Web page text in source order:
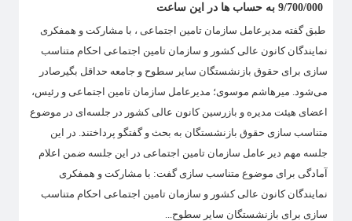
9/700/000 به حساب ها در این ساعت
طبق گفته مدیرعامل سازمان تامین اجتماعی ، با مشارکت و همفکری
نمایندگان کانون عالی کشور و سازمان تامین اجتماعی احکام متناسب
سازی برای حقوق بازنشستگان سایر سطوح و جامعه حداقل بگیرصادر
می‌شود. میرهاشم موسوی؛ مدیرعامل سازمان تامین اجتماعی و رئیس،
اعضای هیئت مدیره و بازرسین کانون عالی کشور در جلسه‌ای در موضوع
متناسب سازی حقوق بازنشستگان به بحث و گفتگو پرداختند. در این
جلسه مهم دیر عامل سازمان تامین اجتماعی در این جلسه ضمن اعلام
آمادگی برای موضوع متناسب سازی گفت: با مشارکت و همفکری
نمایندگان کانون عالی کشور و سازمان تامین اجتماعی احکام متناسب
سازی برای بازنشستگان سایر سطوح...